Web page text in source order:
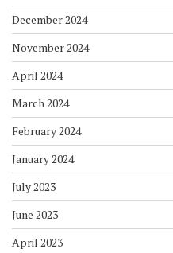
December 2024
November 2024
April 2024
March 2024
February 2024
January 2024
July 2023
June 2023
April 2023